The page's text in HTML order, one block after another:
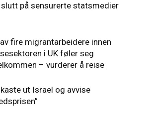
på sensurerte statsmedier
av fire migrantarbeidere innen
i UK føler seg
– vurderer å reise
ut Israel og avvise